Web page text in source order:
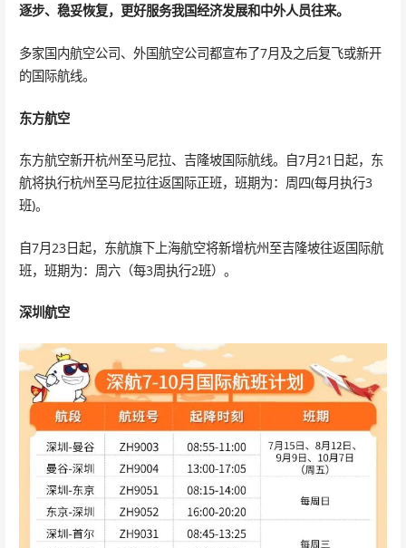
逐步、稳妥恢复，更好服务我国经济发展和中外人员往来。
多家国内航空公司、外国航空公司都宣布了7月及之后复飞或新开
的国际航线。
东方航空
东方航空新开杭州至马尼拉、吉隆坡国际航线。自7月21日起，东
航将执行杭州至马尼拉往返国际正班，班期为：周四(每月执行3
班)。
自7月23日起，东航旗下上海航空将新增杭州至吉隆坡往返国际航
班，班期为：周六（每3周执行2班）。
深圳航空